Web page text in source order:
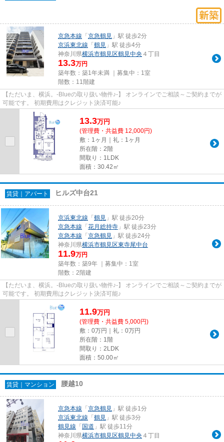
京急本線 「 京急鶴見 」駅 徒歩2分
京浜東北線 「 鶴見 」駅 徒歩4分
神奈川県横浜市鶴見区鶴見中央 ４丁目
13.3万円
築年数：築1年未満 ｜募集中： 1室
階数：11階建
【ただいま、横浜。-Blueの取り扱い物件♪-】 オンラインでご相談～ご契約までが
可能です。 初期費用はクレジット決済可能♪
13.3万円
(管理費・共益費 12,000円)
敷：1ヶ月｜礼：1ヶ月
所在階：2階
間取り：1LDK
面積：30.42㎡
賃貸｜アパート ヒルズ中台21
京浜東北線 「 鶴見 」駅 徒歩20分
京急本線 「 花月総持寺 」駅 徒歩23分
京急本線 「 京急鶴見 」駅 徒歩24分
神奈川県横浜市鶴見区東寺尾中台
11.9万円
築年数：築9年 ｜募集中： 1室
階数：2階建
【ただいま、横浜。-Blueの取り扱い物件♪-】 オンラインでご相談～ご契約までが
可能です。 初期費用はクレジット決済可能♪
11.9万円
(管理費・共益費 5,000円)
敷：0万円｜礼：0万円
所在階：1階
間取り：2LDK
面積：50.00㎡
賃貸｜マンション 腰越10
京急本線 「 京急鶴見 」駅 徒歩1分
京浜東北線 「 鶴見 」駅 徒歩3分
鶴見線 「 国道 」駅 徒歩11分
神奈川県横浜市鶴見区鶴見中央 ４丁目